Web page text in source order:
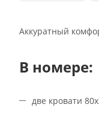
Аккуратный
В номере:
две кровати